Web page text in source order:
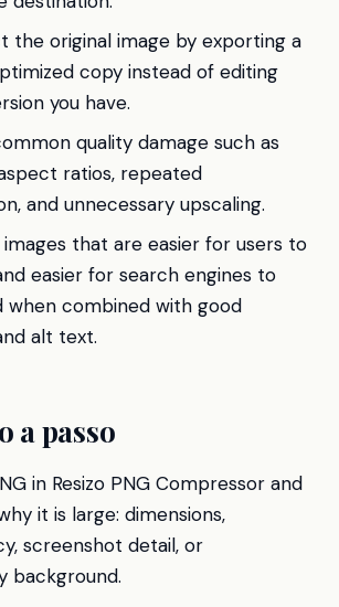
the original image by exporting a
copy instead of editing
you have.
quality damage such as
ratios, repeated
and unnecessary upscaling.
that are easier for users to
easier for search engines to
when combined with good
alt text.
a passo
in Resizo PNG Compressor and
it is large: dimensions,
screenshot detail, or
background.